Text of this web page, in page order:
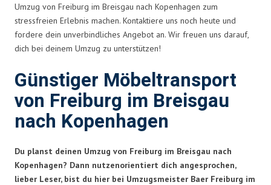
Umzug von Freiburg im Breisgau nach Kopenhagen zum
stressfreien Erlebnis machen. Kontaktiere uns noch heute und
fordere dein unverbindliches Angebot an. Wir freuen uns darauf,
dich bei deinem Umzug zu unterstützen!
Günstiger Möbeltransport
von Freiburg im Breisgau
nach Kopenhagen
Du planst deinen Umzug von Freiburg im Breisgau nach
Kopenhagen? Dann nutzenorientiert dich angesprochen,
lieber Leser, bist du hier bei Umzugsmeister Baer Freiburg im